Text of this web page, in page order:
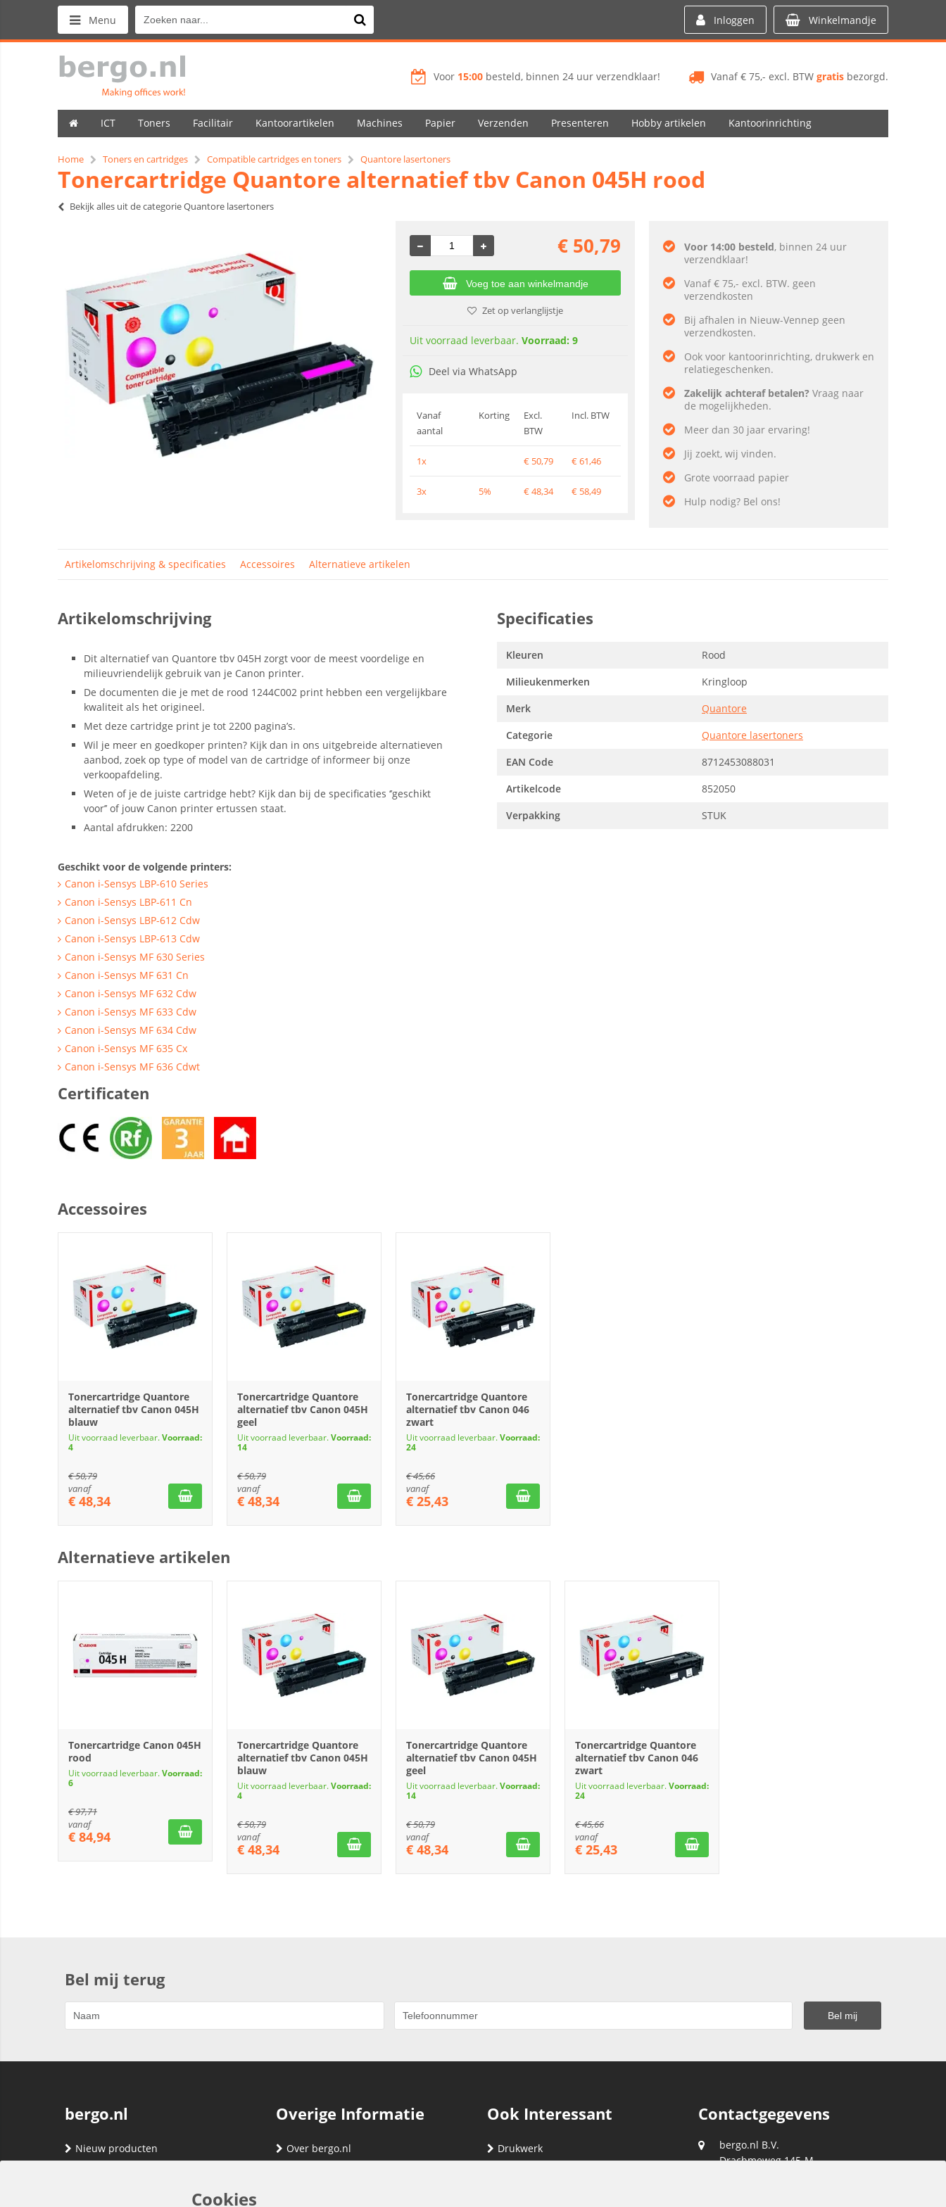
Menu Inloggen Winkelmandje
Vanaf € 75,- excl. BTW gratis bezorgd.
Voor 15:00 besteld, binnen 24 uur verzendklaar!
ICT Toners Facilitair Kantoorartikelen Machines Papier Verzenden Presenteren Hobby artikelen Kantoorinrichting
Home Toners en cartridges Compatible cartridges en toners Quantore lasertoners
Tonercartridge Quantore alternatief tbv Canon 045H rood
Bekijk alles uit de categorie Quantore lasertoners
€ 50,79
Voeg toe aan winkelmandje
Zet op verlanglijstje
Uit voorraad leverbaar. Voorraad: 9
Deel via WhatsApp
Vanaf
aantal
Korting
Excl.
BTW
Incl. BTW
1x € 50,79 €61,46
3x 5% €48,34 € 58,49
Voor 14:00 besteld, binnen 24 uur
verzendklaar!
Vanaf € 75,- excl. BTW. geen
verzendkosten
Bij afhalen in Nieuw-Vennep geen
verzendkosten.
Ook voor kantoorinrichting, drukwerk en
relatiegeschenken.
Zakelijk achteraf betalen? Vraag naar
de mogelijkheden.
Meer dan 30 jaar ervaring!
Jij zoekt, wij vinden.
Grote voorraad papier
Hulp nodig? Bel ons!
Artikelomschrijving & specificaties Accessoires Alternatieve artikelen
Artikelomschrijving
Dit alternatief van Quantore tbv 045H zorgt voor de meest voordelige en
milieuvriendelijk gebruik van je Canon printer.
De documenten die je met de rood 1244C002 print hebben een vergelijkbare
kwaliteit als het origineel.
Met deze cartridge print je tot 2200 pagina’s.
Wil je meer en goedkoper printen? Kijk dan in ons uitgebreide alternatieven
aanbod, zoek op type of model van de cartridge of informeer bij onze
verkoopafdeling.
Weten of je de juiste cartridge hebt? Kijk dan bij de specificaties ‘’geschikt
voor’’ of jouw Canon printer ertussen staat.
Aantal afdrukken: 2200
Geschikt voor de volgende printers:
Canon i-Sensys LBP-610 Series
Canon i-Sensys LBP-611 Cn
Canon i-Sensys LBP-612 Cdw
Canon i-Sensys LBP-613 Cdw
Canon i-Sensys MF 630 Series
Canon i-Sensys MF 631 Cn
Canon i-Sensys MF 632 Cdw
Canon i-Sensys MF 633 Cdw
Canon i-Sensys MF 634 Cdw
Canon i-Sensys MF 635 Cx
Canon i-Sensys MF 636 Cdwt
Certificaten
Specificaties
Kleuren
Rood
Milieukenmerken
Kringloop
Merk
Quantore
Categorie
Quantore lasertoners
EAN Code
8712453088031
Artikelcode
852050
Verpakking
STUK
Accessoires
Tonercartridge Quantore
alternatief tbv Canon 045H
blauw
Uit voorraad leverbaar.Voorraad:
4
€50,79
vanaf
€ 48,34
Tonercartridge Quantore
alternatief tbv Canon 045H
geel
Uit voorraad leverbaar.Voorraad:
14
€50,79
vanaf
€ 48,34
Tonercartridge Quantore
alternatief tbv Canon 046
zwart
Uit voorraad leverbaar.Voorraad:
24
€45,66
vanaf
€ 25,43
Alternatieve artikelen
Tonercartridge Canon 045H
rood
Uit voorraad leverbaar.Voorraad:
6
€97,71
vanaf
€ 84,94
Tonercartridge Quantore
alternatief tbv Canon 045H
blauw
Uit voorraad leverbaar.Voorraad:
4
€50,79
vanaf
€ 48,34
Tonercartridge Quantore
alternatief tbv Canon 045H
geel
Uit voorraad leverbaar.Voorraad:
14
€50,79
vanaf
€ 48,34
Tonercartridge Quantore
alternatief tbv Canon 046
zwart
Uit voorraad leverbaar.Voorraad:
24
€45,66
vanaf
€ 25,43
Bel mij terug
bergo.nl
Nieuw producten
Overige Informatie
Over bergo.nl
Ook Interessant
Drukwerk
Contactgegevens
bergo.nl B.V.
Drachmeweg 145-M
Cookies